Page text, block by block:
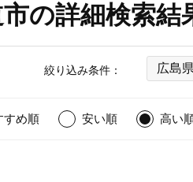
の詳細検索結
絞り込み条件： 広島
すめ順 安い順 高い